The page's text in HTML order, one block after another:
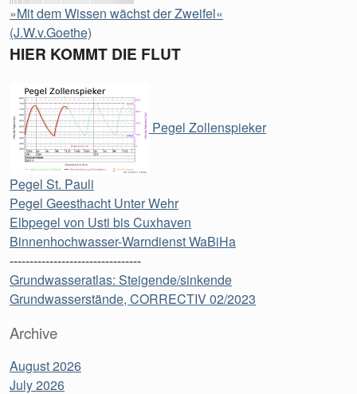
»Mit dem Wissen wächst der Zweifel«
(J.W.v.Goethe)
HIER KOMMT DIE FLUT
Pegel Zollenspieker
Pegel St. Pauli
Pegel Geesthacht Unter Wehr
Elbpegel von Usti bis Cuxhaven
Binnenhochwasser-Warndienst WaBiHa
---------------------------------
Grundwasseratlas: Steigende/sinkende
Grundwasserstände, CORRECTIV 02/2023
Archive
August 2026
July 2026